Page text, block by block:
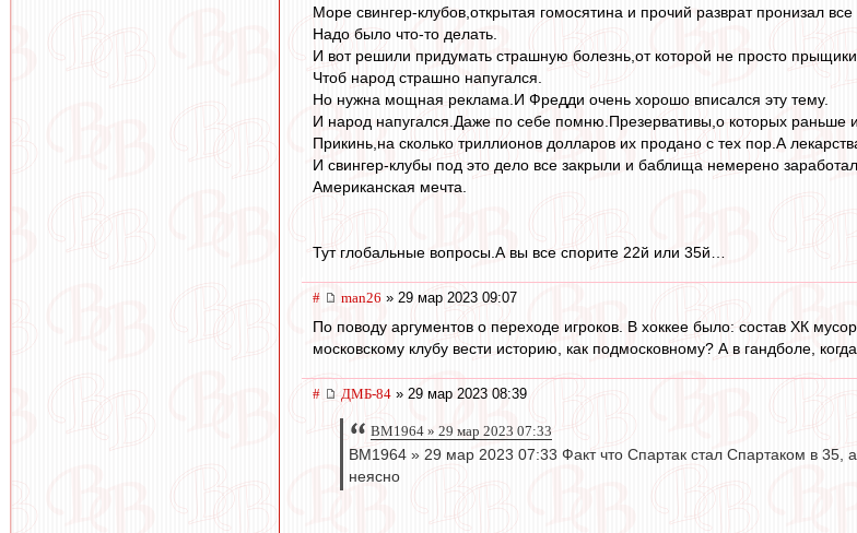
Море свингер-клубов,открытая гомосятина и прочий разврат пронизал все
Надо было что-то делать.
И вот решили придумать страшную болезнь,от которой не просто
Чтоб народ страшно напугался.
Но нужна мощная реклама.И Фредди очень хорошо вписался эту тему.
И народ напугался.Даже по себе помню.Презервативы,о которых
Прикинь,на сколько триллионов долларов их продано с тех пор.А
И свингер-клубы под это дело все закрыли и баблища немерено
Американская мечта.
Тут глобальные вопросы.А вы все спорите 22й или 35й…
# man26 » 29 мар 2023 09:07
По поводу аргументов о переходе игроков. В хоккее было: состав ХК
московскому клубу вести историю, как подмосковному? А в гандболе,
# ДМБ-84 » 29 мар 2023 08:39
BM1964 » 29 мар 2023 07:33
BM1964 » 29 мар 2023 07:33 Факт что Спартак стал Спартаком в
неясно